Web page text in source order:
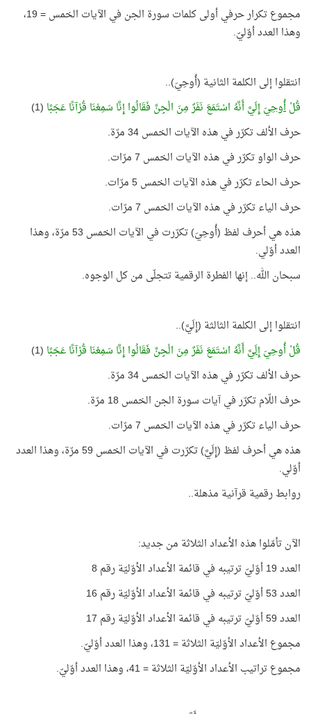
مجموع تكرار حرفي أولى كلمات سورة الجن في الآيات الخمس = 19،
وهذا العدد أوّليّ.
انتقلوا إلى الكلمة الثانية (أُوحِيَ)..
قُلْأُوحِيَإِلَيَّ أَنَّهُ اسْتَمَعَ نَفَرٌ مِنَ الْجِنِّ فَقَالُوا إِنَّا سَمِعْنَا قُرْآنًا عَجَبًا (1)
حرف الألف تكرّر في هذه الآيات الخمس 34 مرّة.
حرف الواو تكرّر في هذه الآيات الخمس 7 مرّات.
حرف الحاء تكرّر في هذه الآيات الخمس 5 مرّات.
حرف الياء تكرّر في هذه الآيات الخمس 7 مرّات.
هذه هي أحرف لفظ (أُوحِيَ) تكرّرت في الآيات الخمس 53 مرّة، وهذا
العدد أوّلي.
سبحان الله.. إنها الفطرة الرقمية تتجلّى من كل الوجوه.
انتقلوا إلى الكلمة الثالثة (إِلَيَّ)..
قُلْ أُوحِيَإِلَيَّأَنَّهُ اسْتَمَعَ نَفَرٌ مِنَ الْجِنِّ فَقَالُوا إِنَّا سَمِعْنَا قُرْآنًا عَجَبًا (1)
حرف الألف تكرّر في هذه الآيات الخمس 34 مرّة.
حرف اللّام تكرّر في آيات سورة الجن الخمس 18 مرّة.
حرف الياء تكرّر في هذه الآيات الخمس 7 مرّات.
هذه هي أحرف لفظ (إِلَيَّ) تكرّرت في الآيات الخمس 59 مرّة، وهذا العدد
أوّلي.
روابط رقمية قرآنية مذهلة..
الآن تأمّلوا هذه الأعداد الثلاثة من جديد:
العدد 19 أوّليّ ترتيبه في قائمة الأعداد الأوّليّة رقم 8
العدد 53 أوّليّ ترتيبه في قائمة الأعداد الأوّليّة رقم 16
العدد 59 أوّليّ ترتيبه في قائمة الأعداد الأوّليّة رقم 17
مجموع الأعداد الأوّليّة الثلاثة = 131، وهذا العدد أوّليّ.
مجموع تراتيب الأعداد الأوّليّة الثلاثة = 41، وهذا العدد أوّليّ.